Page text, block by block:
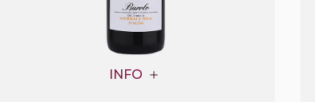
INFO